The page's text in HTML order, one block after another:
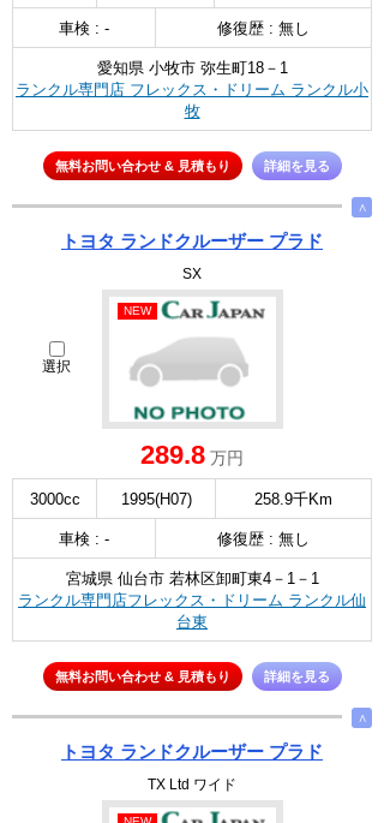
車検 : - 修復歴 : 無し
愛知県 小牧市 弥生町18－1
ランクル専門店 フレックス・ドリーム ランクル小
牧
無料お問い合わせ & 見積もり 詳細を見る
∧
トヨタ ランドクルーザー プラド
SX
選択
NEW
289.8 万円
3000cc 1995(H07) 258.9千Km
車検 : - 修復歴 : 無し
宮城県 仙台市 若林区卸町東4－1－1
ランクル専門店フレックス・ドリーム ランクル仙
台東
無料お問い合わせ & 見積もり 詳細を見る
∧
トヨタ ランドクルーザー プラド
TX Ltd ワイド